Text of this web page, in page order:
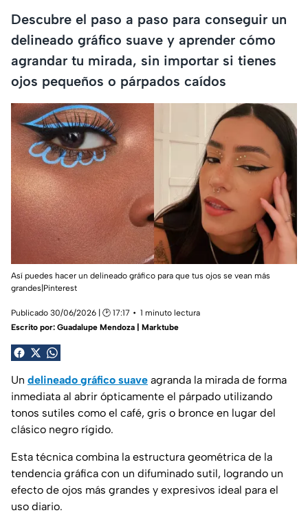
Descubre el paso a paso para conseguir un
delineado gráfico suave y aprender cómo
agrandar tu mirada, sin importar si tienes
ojos pequeños o párpados caídos
Así puedes hacer un delineado gráfico para que tus ojos se vean más
grandes|Pinterest
Publicado 30/06/2026 | 🕑 17:17
1 minuto lectura
Escrito por: Guadalupe Mendoza | Marktube
Un delineado gráfico suave agranda la mirada de forma
inmediata al abrir ópticamente el párpado utilizando
tonos sutiles como el café, gris o bronce en lugar del
clásico negro rígido.
Esta técnica combina la estructura geométrica de la
tendencia gráfica con un difuminado sutil, logrando un
efecto de ojos más grandes y expresivos ideal para el
uso diario.